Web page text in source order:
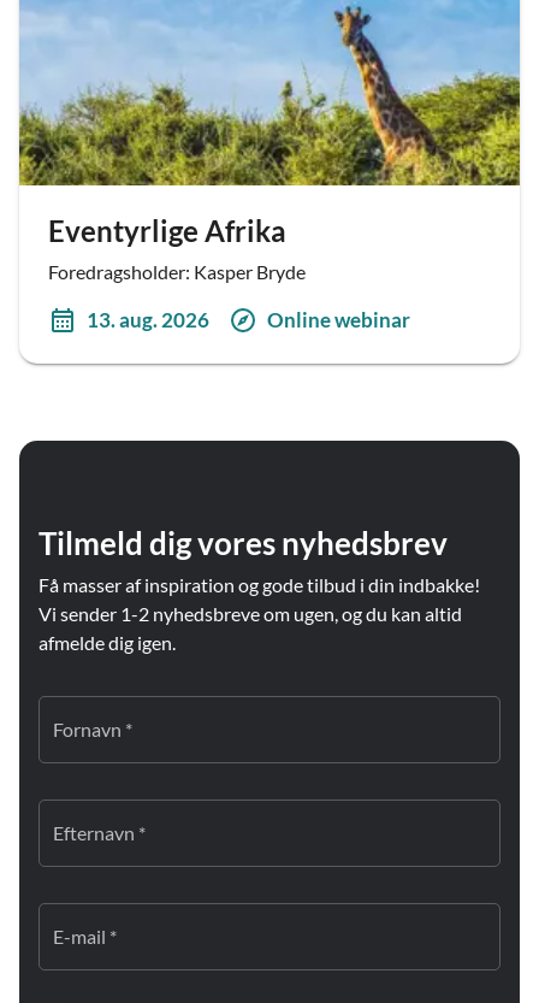
Eventyrlige Afrika
Foredragsholder: Kasper Bryde
13. aug. 2026 Online webinar
Tilmeld dig vores nyhedsbrev
Få masser af inspiration og gode tilbud i din indbakke!
Vi sender 1-2 nyhedsbreve om ugen, og du kan altid
afmelde dig igen.
Fornavn *
Efternavn *
E-mail *